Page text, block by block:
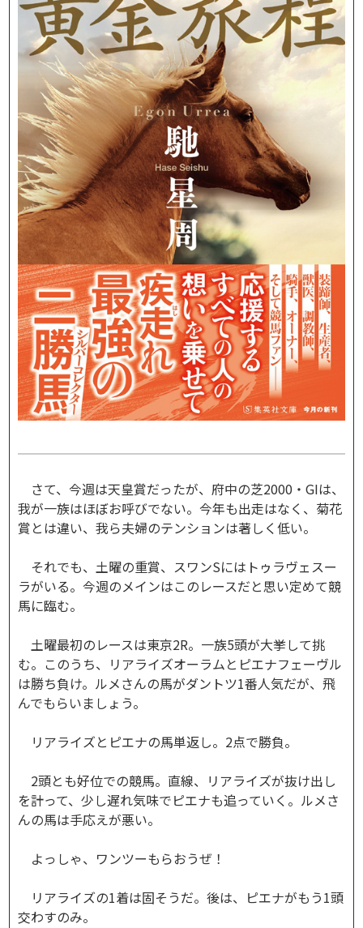
さて、今週は天皇賞だったが、府中の芝2000・GIは、
我が一族はほぼお呼びでない。今年も出走はなく、菊花
賞とは違い、我ら夫婦のテンションは著しく低い。
それでも、土曜の重賞、スワンSにはトゥラヴェスー
ラがいる。今週のメインはこのレースだと思い定めて競
馬に臨む。
土曜最初のレースは東京2R。一族5頭が大挙して挑
む。このうち、リアライズオーラムとピエナフェーヴル
は勝ち負け。ルメさんの馬がダントツ1番人気だが、飛
んでもらいましょう。
リアライズとピエナの馬単返し。2点で勝負。
2頭とも好位での競馬。直線、リアライズが抜け出し
を計って、少し遅れ気味でピエナも追っていく。ルメさ
んの馬は手応えが悪い。
よっしゃ、ワンツーもらおうぜ！
リアライズの1着は固そうだ。後は、ピエナがもう1頭
交わすのみ。